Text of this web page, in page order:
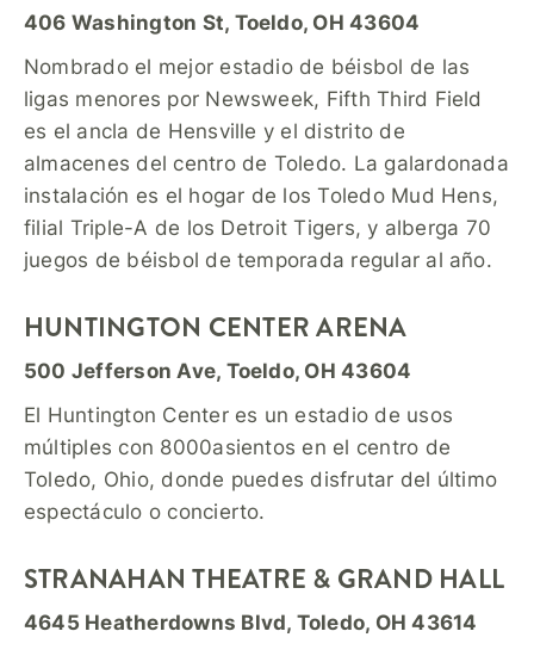
406 Washington St, Toeldo, OH 43604
Nombrado el mejor estadio de béisbol de las
ligas menores por Newsweek, Fifth Third Field
es el ancla de Hensville y el distrito de
almacenes del centro de Toledo. La galardonada
instalación es el hogar de los Toledo Mud Hens,
filial Triple-A de los Detroit Tigers, y alberga 70
juegos de béisbol de temporada regular al año.
HUNTINGTON CENTER ARENA
500 Jefferson Ave, Toeldo, OH 43604
El Huntington Center es un estadio de usos
múltiples con 8000asientos en el centro de
Toledo, Ohio, donde puedes disfrutar del último
espectáculo o concierto.
STRANAHAN THEATRE & GRAND HALL
4645 Heatherdowns Blvd, Toledo, OH 43614